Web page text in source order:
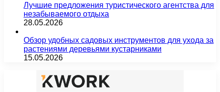
Лучшие предложения туристического агентства для
незабываемого отдыха
28.05.2026
Обзор удобных садовых инструментов для ухода за
растениями деревьями кустарниками
15.05.2026